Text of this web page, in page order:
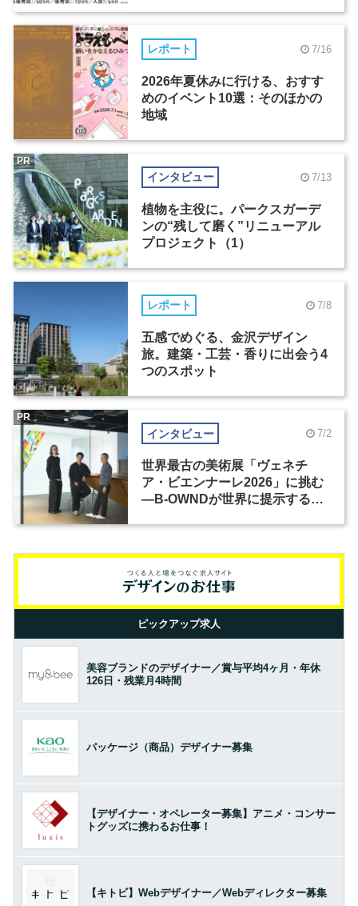
レポート 7/16
2026年夏休みに行ける、おすす
めのイベント10選：そのほかの
地域
インタビュー 7/13
植物を主役に。パークスガーデ
ンの“残して磨く”リニューアル
プロジェクト（1）
PR
レポート 7/8
五感でめぐる、金沢デザイン
旅。建築・工芸・香りに出会う4
つのスポット
インタビュー 7/2
世界最古の美術展「ヴェネチ
ア・ビエンナーレ2026」に挑む
―B-OWNDが世界に提示する美
PR
ピックアップ求人
美容ブランドのデザイナー／賞与平均4ヶ月・年休
126日・残業月4時間
パッケージ（商品）デザイナー募集
【デザイナー・オペレーター募集】アニメ・コンサー
トグッズに携わるお仕事！
【キトビ】Webデザイナー／Webディレクター募集